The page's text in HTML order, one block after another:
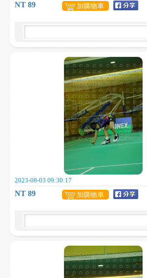
NT 89 加購物車
2023-08-03 09:30:17
NT 89 加購物車